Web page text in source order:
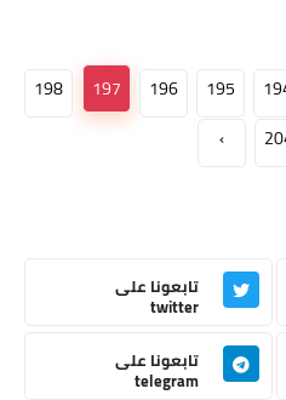
195
196
197
198
›
تابعونا على
twitter
تابعونا على
telegram